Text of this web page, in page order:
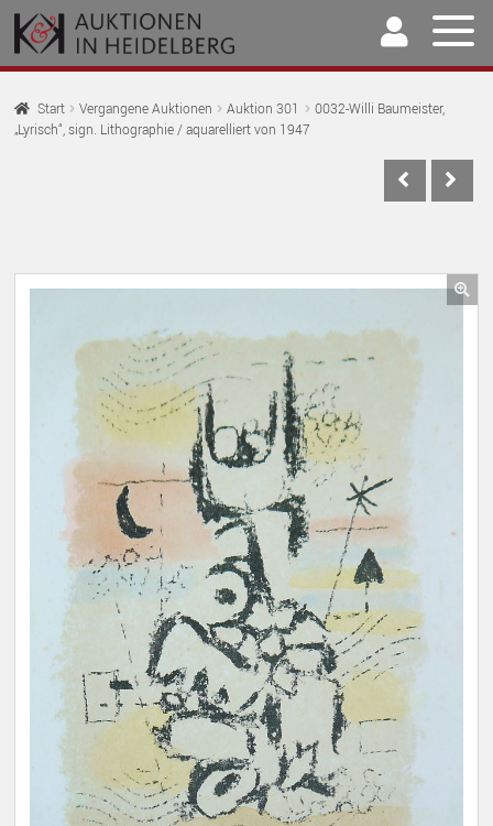
Zur
Navigation
springen
Springe
zum
Inhalt
Home
Start Vergangene Auktionen Auktion 301
0032-Willi Baumeister,
„Lyrisch“, sign. Lithographie / aquarelliert von 1947